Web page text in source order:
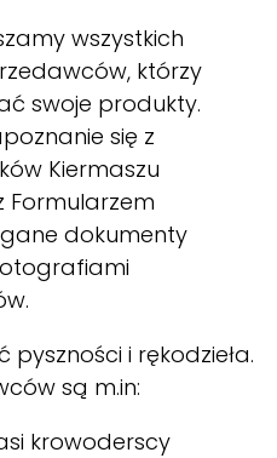
wszystkich
którzy
swoje produkty.
się z
Kiermaszu
Formularzem
dokumenty
pyszności i rękodzieła.
są m.in:
krowoderscy